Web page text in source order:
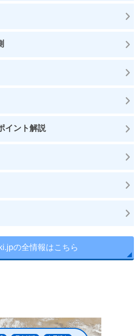
イント解説
の全情報はこちら